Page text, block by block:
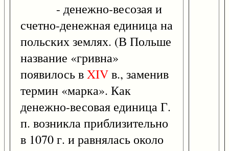
- денежно-весозая и
счетно-денежная единица на
польских землях. (В Польше
название «гривна»
появилось вXIVв., заменив
термин «марка». Как
денежно-весовая единица Г.
п. возникла приблизительно
в 1070 г. и равнялась около